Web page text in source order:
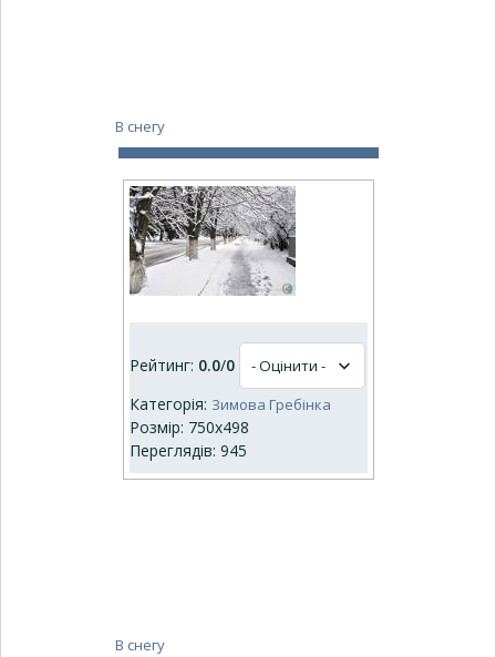
В снегу
Рейтинг: 0.0/0
Категорія: Зимова Гребінка
Розмір: 750x498
Переглядів: 945
В снегу